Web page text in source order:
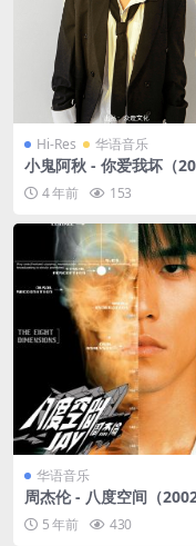
Hi-Res 华语音乐
小鬼阿秋 - 你爱我坏（
LAC/Single单曲/40M
t/48kHz)
4 年前 153
华语音乐
周杰伦 - 八度空间（
AC/分轨/283M）
5 年前 430